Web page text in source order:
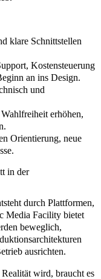
klare Schnittstellen
Kostensteuerung
an ins Design.
und
erhöhen,
Orientierung, neue
in der
durch Plattformen,
Media Facility bietet
beweglich,
ausrichten.
wird, braucht es